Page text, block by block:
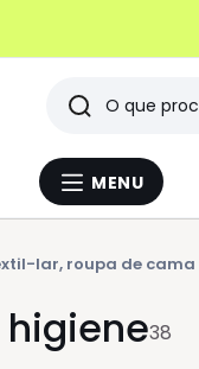
Menu
MENU
Pesquisar
Últimos
artigos
vistos
lar, roupa de cama
higiene38